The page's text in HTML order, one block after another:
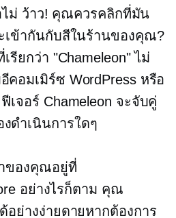
ไม่ ว้าว! คุณควรคลิกที่มัน
เข้ากันกับสีในร้านของคุณ?
รียกว่า "Chameleon" ไม่
อมเมิร์ซ WordPress หรือ
จอร์ Chameleon จะจับคู่
ดำเนินการใดๆ
ของคุณอยู่ที่
อย่างไรก็ตาม คุณ
อย่างง่ายดายหากต้องการ